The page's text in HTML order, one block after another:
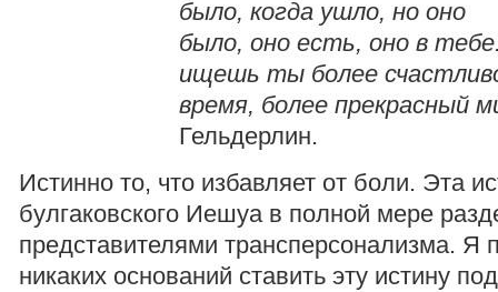
было, когда ушло, но оно
было, оно есть, оно в
ищешь ты более
время, более прекрасный
Гельдерлин.
Истинно то, что избавляет от боли. Эта
булгаковского Иешуа в полной мере
представителями трансперсонализма. Я
никаких оснований ставить эту истину